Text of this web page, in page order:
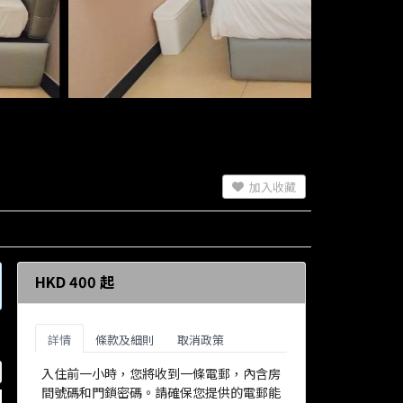
加入收藏
HKD 400 起
詳情 條款及細則 取消政策
入住前一小時，您將收到一條電郵，內含房
間號碼和門鎖密碼。請確保您提供的電郵能